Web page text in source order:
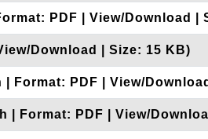
PDF | View/Download |
Download | Size: 15 KB)
Format: PDF | View/
| Format: PDF | View/